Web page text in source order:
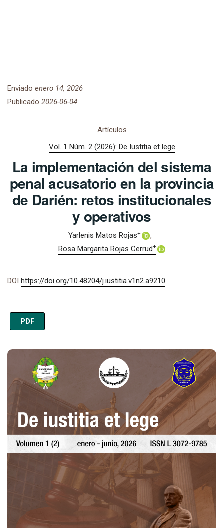
Enviado enero 14, 2026
Publicado 2026-06-04
Artículos
Vol. 1 Núm. 2 (2026): De Iustitia et lege
La implementación del sistema
penal acusatorio en la provincia
de Darién: retos institucionales
y operativos
Yarlenis Matos Rojas+
Rosa Margarita Rojas Cerrud+
DOI https://doi.org/10.48204/j.iustitia.v1n2.a9210
PDF
Imagen de portada